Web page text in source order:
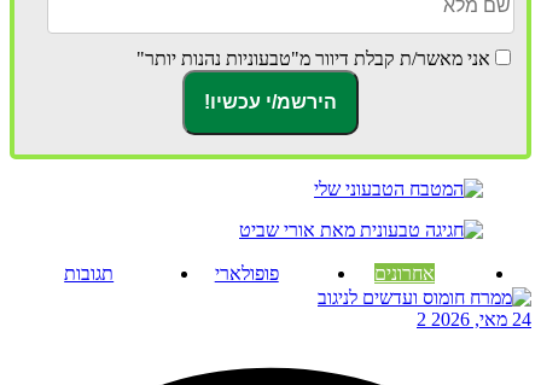
אני מאשר/ת קבלת דיוור מ"טבעוניות נהנות יותר"
אחרונים פופולארי תגובות
24 מאי, 2026 2